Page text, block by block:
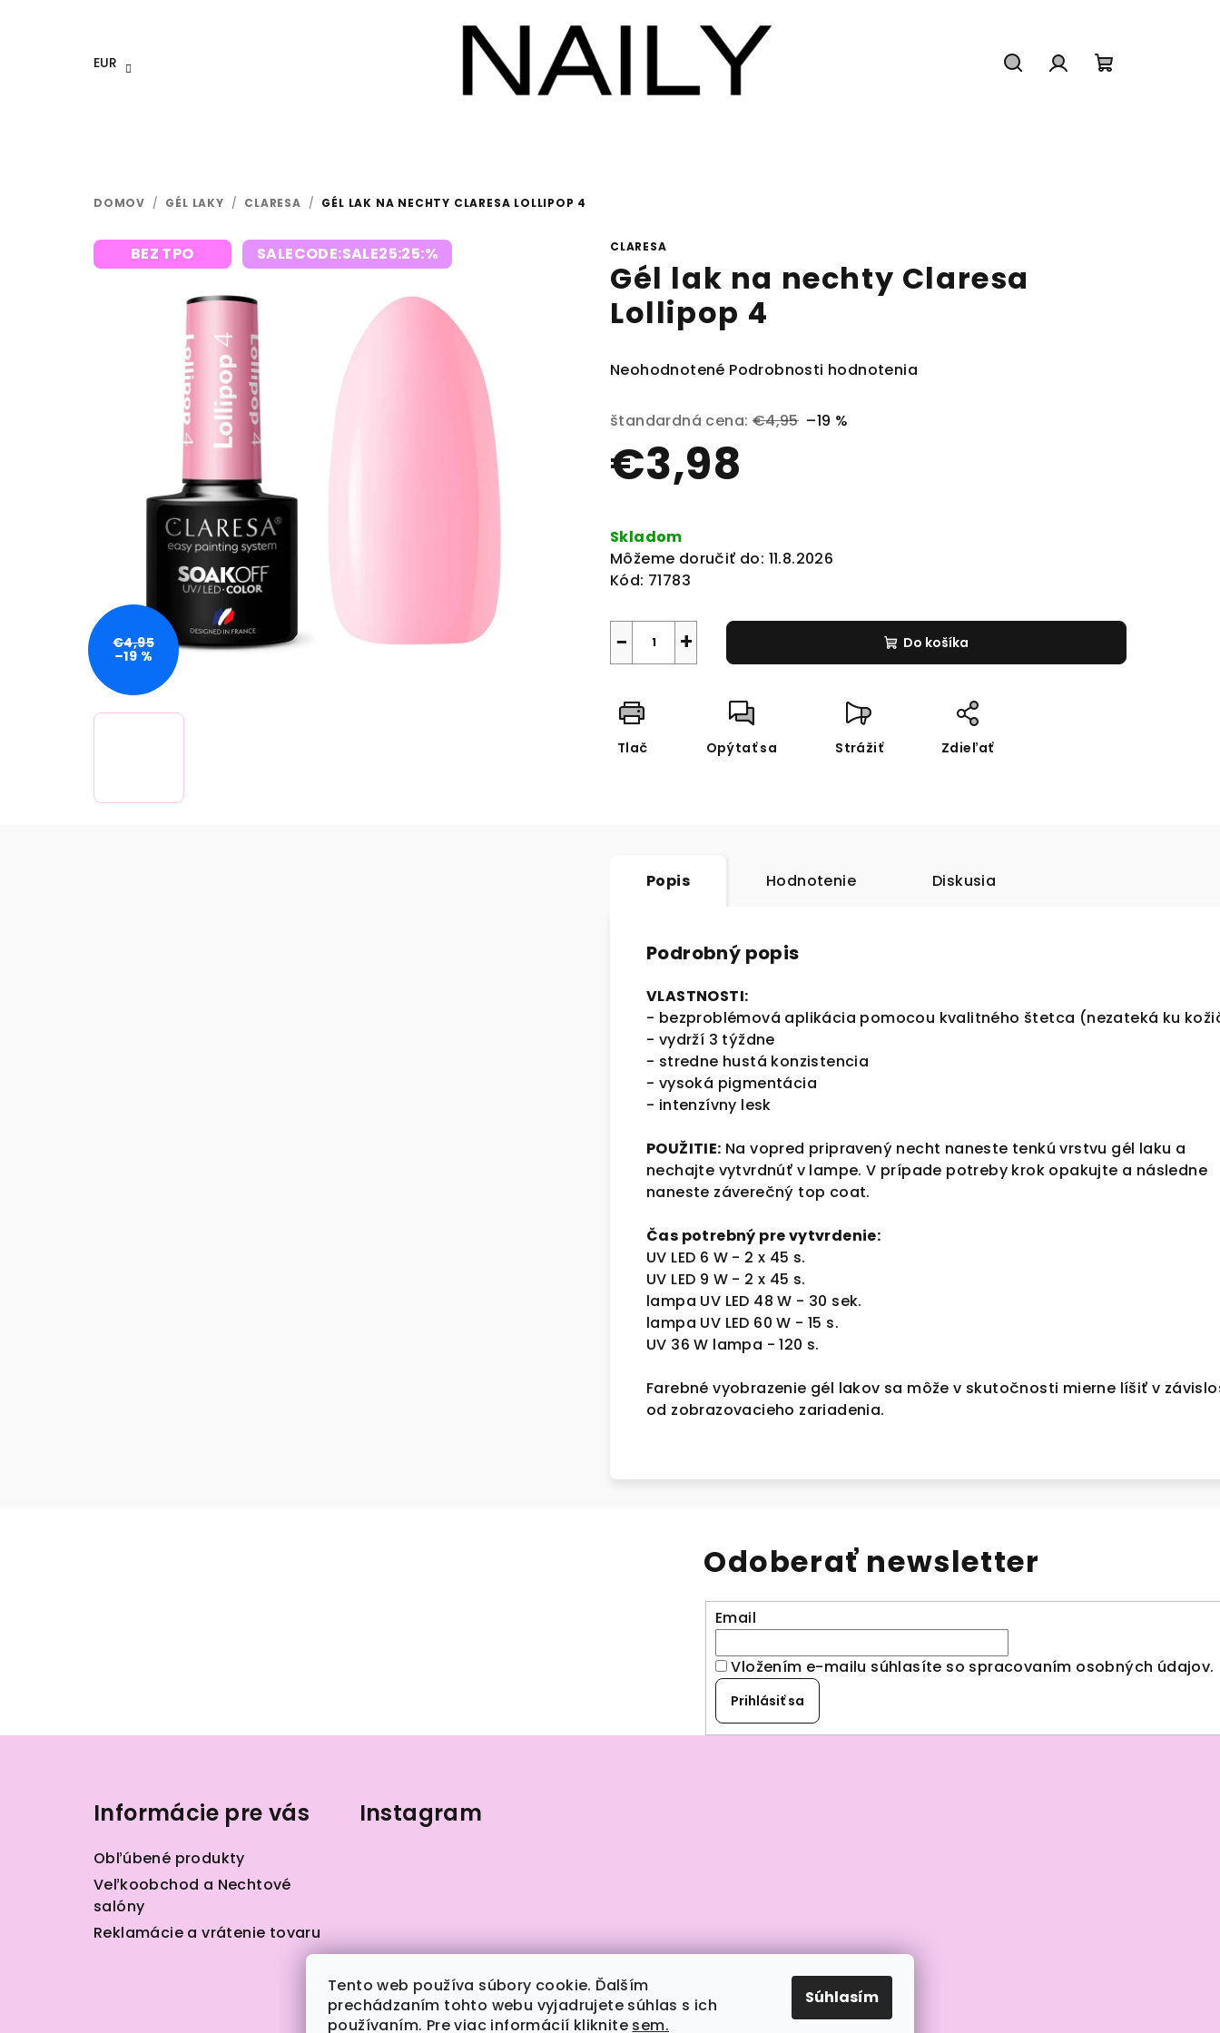
Tento web používa súbory cookie. Ďalším
prechádzaním tohto webu vyjadrujete súhlas s ich
používaním. Pre viac informácií kliknite sem.
Súhlasím
EUR
DOMOV / GÉL LAKY / CLARESA / GÉL LAK NA NECHTY CLARESA LOLLIPOP 4
CLARESA
Gél lak na nechty Claresa
Lollipop 4
Priemerné
produktu
0,0
z
Neohodnotené Podrobnosti hodnotenia
štandardná cena: €4,95 –19 %
€3,98
cena:
Skladom
Môžeme doručiť do: 11.8.2026
Kód: 71783
+
− Do košíka
Tlač Opýtať sa Strážiť Zdieľať
BEZ TPO SALECODE:SALE25:25:%
€4,95
–19 %
Popis Hodnotenie Diskusia
Podrobný popis
VLASTNOSTI:
- bezproblémová aplikácia pomocou kvalitného štetca (nezateká ku
- vydrží 3 týždne
- stredne hustá konzistencia
- vysoká pigmentácia
- intenzívny lesk
POUŽITIE: Na vopred pripravený necht naneste tenkú vrstvu gél laku a
nechajte vytvrdnúť v lampe. V prípade potreby krok opakujte a následne
naneste záverečný top coat.
Čas potrebný pre vytvrdenie:
UV LED 6 W - 2 x 45 s.
UV LED 9 W - 2 x 45 s.
lampa UV LED 48 W - 30 sek.
lampa UV LED 60 W - 15 s.
UV 36 W lampa - 120 s.
Farebné vyobrazenie gél lakov sa môže v skutočnosti mierne líšiť v
od zobrazovacieho zariadenia.
Odoberať newsletter
Email
Vložením e-mailu súhlasíte so spracovaním osobných údajov.
Prihlásiť sa
Informácie pre vás
Obľúbené produkty
Veľkoobchod a Nechtové
salóny
Reklamácie a vrátenie tovaru
Instagram